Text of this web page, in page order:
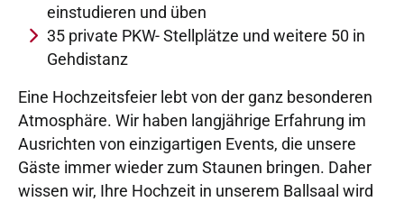
einstudieren und üben
35 private PKW- Stellplätze und weitere 50 in
Gehdistanz
Eine Hochzeitsfeier lebt von der ganz besonderen
Atmosphäre. Wir haben langjährige Erfahrung im
Ausrichten von einzigartigen Events, die unsere
Gäste immer wieder zum Staunen bringen. Daher
wissen wir, Ihre Hochzeit in unserem Ballsaal wird